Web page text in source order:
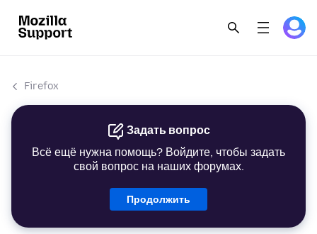
Firefox
Задать вопрос
Всё ещё нужна помощь? Войдите, чтобы задать
свой вопрос на наших форумах.
Продолжить